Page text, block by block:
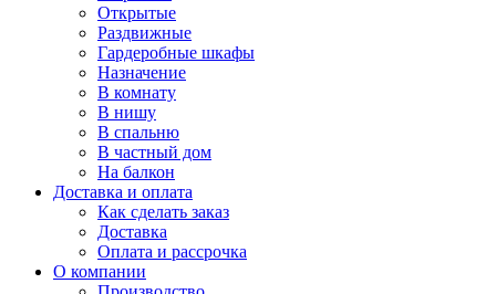
Открытые
Раздвижные
Гардеробные шкафы
Назначение
В комнату
В нишу
В спальню
В частный дом
На балкон
Доставка и оплата
Как сделать заказ
Доставка
Оплата и рассрочка
О компании